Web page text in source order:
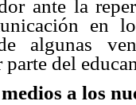
ante la
en
algunas
del
a los